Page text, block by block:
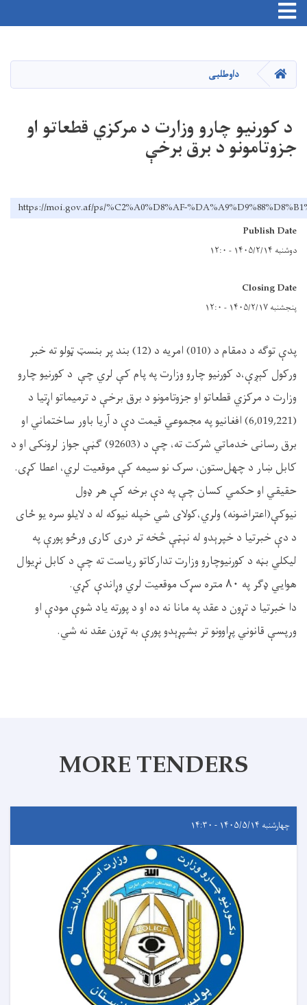
Toggle navigation
کور داوطلبی
د کورنیو چارو وزارت د مرکزي قطعاتو او
جزوتامونو د برق برخې
https://moi.gov.af/ps/%C2%A0%D8%AF-
Publish Date
دوشنبه ۱۴۰۵/۲/۱۴ - ۱۲:۰
Closing Date
پنجشنبه ۱۴۰۵/۲/۱۷ - ۱۲:۰
پدې توګه د دمقام د (010) امریه د (12) بند پر بنسټ ټولو ته خبر
ورکول کېږې،د کورنیو چارو وزارت په ‏پام کې لري چې د کورنیو چارو
وزارت د مرکزي قطعاتو او جزوتامونو د برق برخې د ترمیماتو اړتیا د
(6,019,221) افغانیو په مجموعي قیمت دې د آریا باور ساختماني او
برق رسانی خدماتي شرکت ته، چې د (92603) ګڼې جواز لرونکی او د
کابل ښار د چهل‌ستون، سرک نو سیمه کې موقعیت لري، اعطا ‏کړی.‏
حقیقي او حکمي کسان چې په دې برخه کې هر ډول
نیوکې(اعتراضونه) ولري،کولای شي خپله نیوکه له ‏د لایلو سره یو ځای
د دې خبرتیا د خپرېدو له نېټې څخه تر دری کاری ورځو پورې په
لیکلي بڼه د ‏کورنیوچارو وزارت تدارکاتو ریاست ته چې د کابل نړیوال
هوايي ډګر په ۸۰ متره سړک موقعیت لري ‏وړاندې کړي.‏
دا خبرتیا د تړون د عقد په مانا نه ده او د پورته یاد شوې مودې او
ورپسې قانوني پړاوونو تر بشپړېدو ‏پورې به تړون عقد نه شي.
MORE TENDERS
چهارشنبه ۱۴۰۵/۵/۱۴ - ۱۴:۳۰